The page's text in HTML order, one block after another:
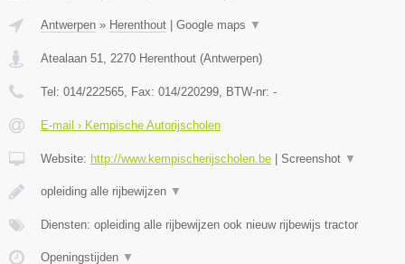
Antwerpen » Herenthout | Google maps ▼
Atealaan 51 2270 Herenthout (Antwerpen)
Tel: 014/222565 , Fax: 014/220299 , BTW-nr: -
E-mail › Kempische Autorijscholen
Website: http://www.kempischerijscholen.be | Screenshot ▼
opleiding alle rijbewijzen ▼
Diensten: opleiding alle rijbewijzen ook nieuw rijbewijs tractor
Openingstijden ▼